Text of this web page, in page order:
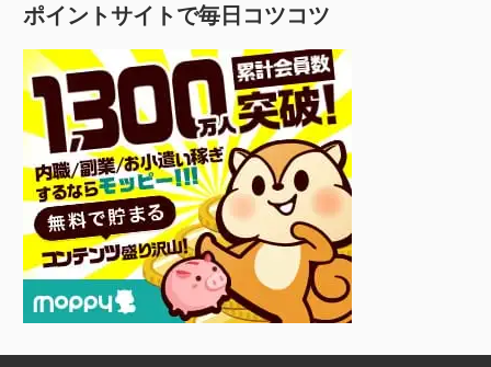
ポイントサイトで毎日コツコツ